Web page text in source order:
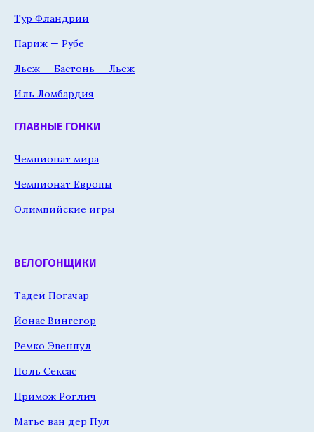
Тур Фландрии
Париж — Рубе
Льеж — Бастонь — Льеж
Иль Ломбардия
ГЛАВНЫЕ ГОНКИ
Чемпионат мира
Чемпионат Европы
Олимпийские игры
ВЕЛОГОНЩИКИ
Тадей Погачар
Йонас Вингегор
Ремко Эвенпул
Поль Сексас
Примож Роглич
Матье ван дер Пул